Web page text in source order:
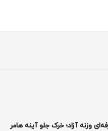
وزنه آزاد؛ خرک جلو آینه هامر